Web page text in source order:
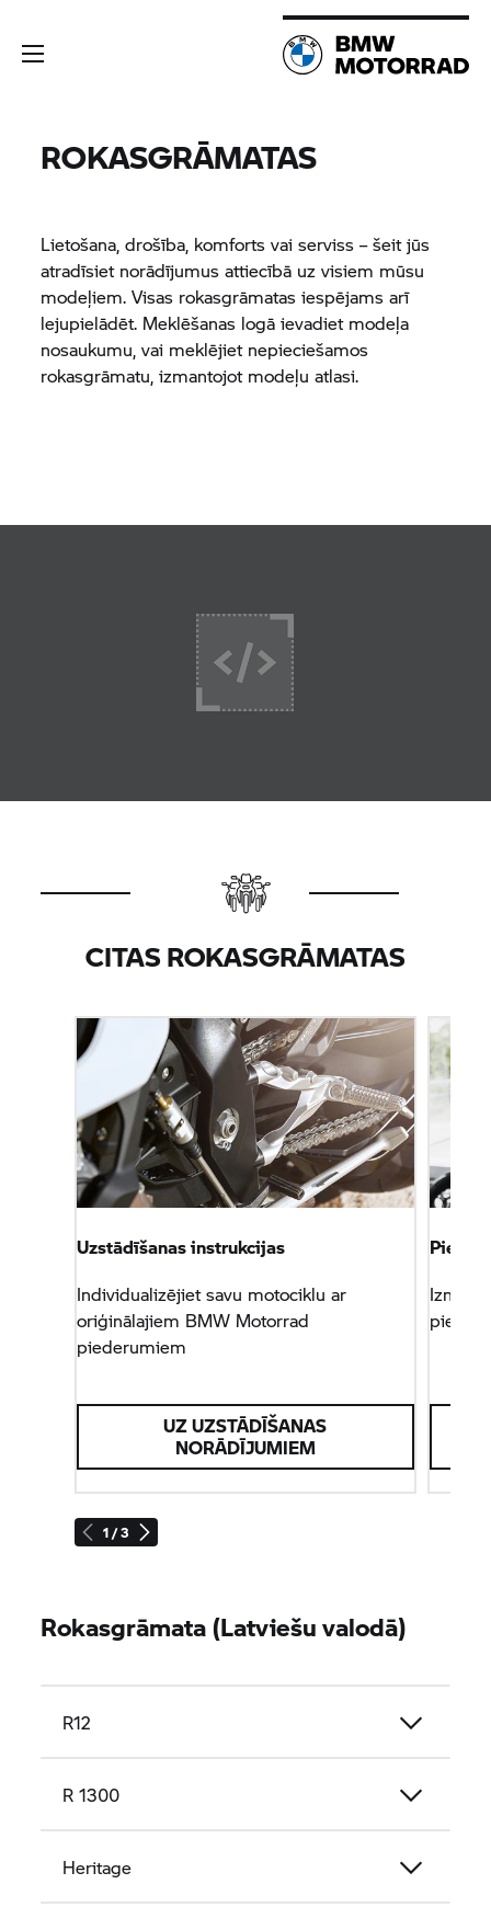
ROKASGRĀMATAS
Lietošana, drošība, komforts vai serviss – šeit jūs
atradīsiet norādījumus attiecībā uz visiem mūsu
modeļiem. Visas rokasgrāmatas iespējams arī
lejupielādēt. Meklēšanas logā ievadiet modeļa
nosaukumu, vai meklējiet nepieciešamos
rokasgrāmatu, izmantojot modeļu atlasi.
CITAS ROKASGRĀMATAS
1 / 3
Uzstādīšanas instrukcijas
Individualizējiet savu motociklu ar
oriģinālajiem BMW Motorrad
piederumiem
UZ UZSTĀDĪŠANAS
NORĀDĪJUMIEM
Rokasgrāmata (Latviešu valodā)
R12
R 1300
Heritage